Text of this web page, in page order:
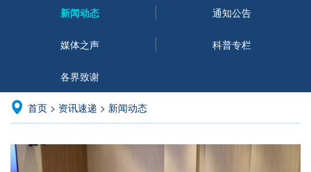
新闻动态 通知公告
媒体之声 科普专栏
各界致谢
首页 > 资讯速递 > 新闻动态